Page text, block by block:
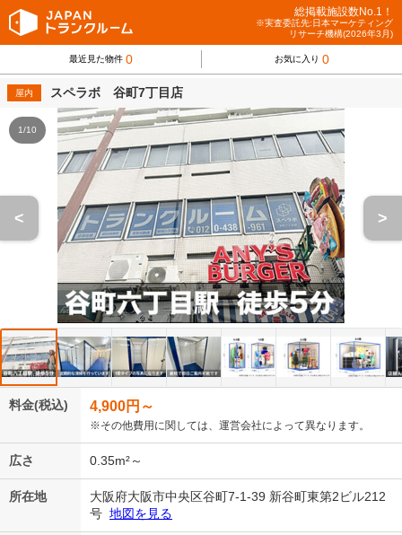
総掲載施設数No.1！
※実査委託先:日本マーケティング
リサーチ機構(2026年3月)
最近見た物件 0 お気に入り 0
屋内 スペラボ 谷町7丁目店
1/10
< >
料金(税込) 4,900円～
※その他費用に関しては、運営会社によって異なります。
広さ 0.35m²～
所在地
大阪府大阪市中央区谷町7-1-39 新谷町東第2ビル212
号 地図を見る